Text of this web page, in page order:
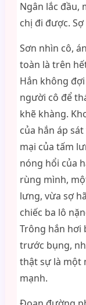
Ngân lắc đầu,
chị đi được.
Sơn nhìn cô,
toàn là trên
Hắn không
người cô để
khẽ khàng.
của hắn áp
mại của tấm
nóng hổi của
rùng mình,
lưng, vừa sợ
chiếc ba lô
Trông hắn hơi
trước bụng,
thật sự là một
mạnh.